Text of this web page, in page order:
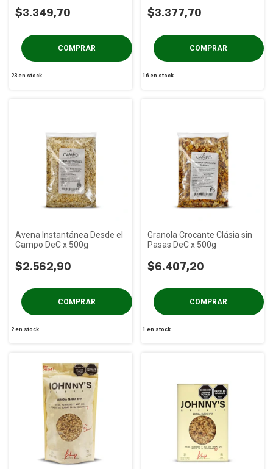
$3.349,70
23en stock
$3.377,70
16en stock
Avena Instantánea Desde el
Campo DeC x 500g
$2.562,90
2en stock
Granola Crocante Clásia sin
Pasas DeC x 500g
$6.407,20
1 en stock